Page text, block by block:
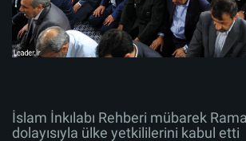
İslam İnkılabı Rehberi mübarek
dolayısıyla ülke yetkililerini kabul etti